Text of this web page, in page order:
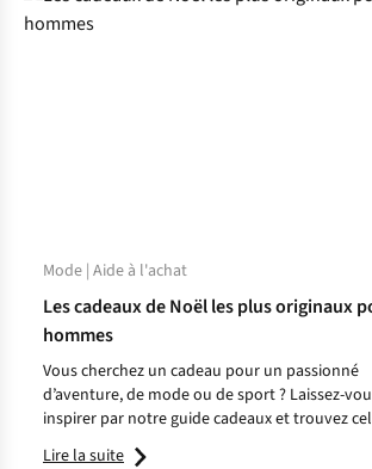
Mode | Aide à l'achat
Les cadeaux de Noël les plus originaux
hommes
Vous cherchez un cadeau pour un passionné
d’aventure, de mode ou de sport ? Laissez-
inspirer par notre guide cadeaux et trouvez
lui correspond parfaitement.
Lire la suite